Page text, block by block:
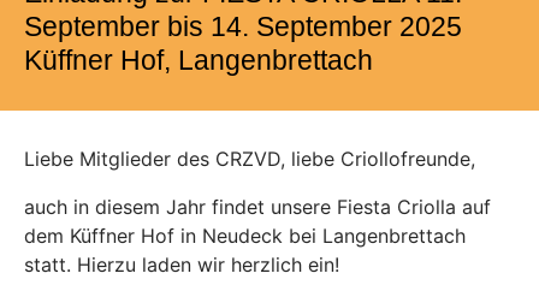
September bis 14. September 2025
Küffner Hof, Langenbrettach
Liebe Mitglieder des CRZVD, liebe Criollofreunde,
auch in diesem Jahr findet unsere Fiesta Criolla auf
dem Küffner Hof in Neudeck bei Langenbrettach
statt. Hierzu laden wir herzlich ein!